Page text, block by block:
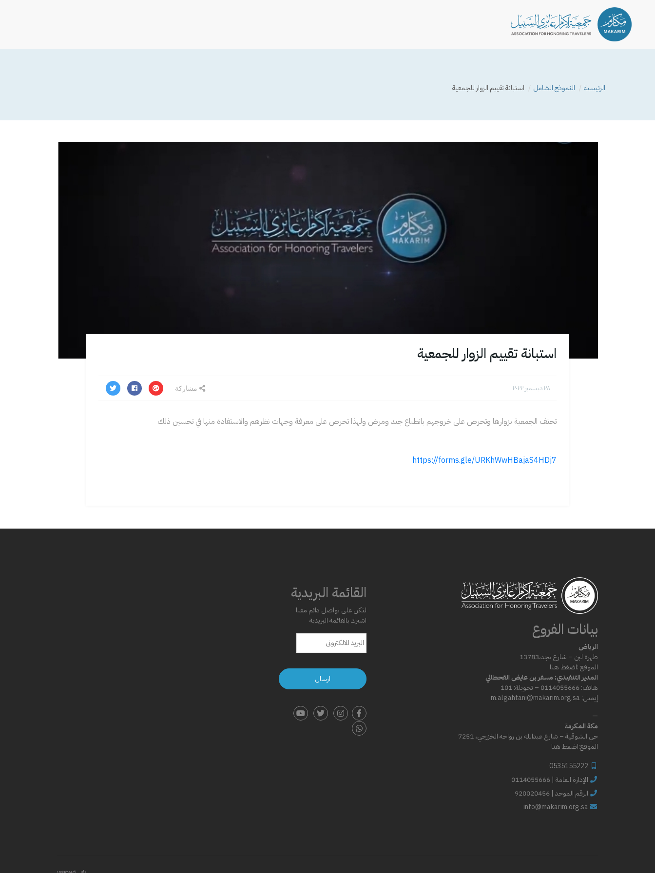
الرئيسية النموذج الشامل استبانة تقييم الزوار للجمعية
استبانة تقييم الزوار للجمعية
مشاركة
تحتف الجمعية بزوارها وتحرص على خروجهم بانطباع جيد ومرض ولهذا تحرص على معرفة وجهات نظرهم والاستفادة منها في تحسين ذلك
https://forms.gle/URKhWwHBajaS4HDj7
بيانات الفروع
الرياض
ظهرة لبن – شارع نجد،13783
الموقع :اضغط هنا
المدير التنفيذي: مسفر بن عايض القحطاني
هاتف: 0114055666 – تحويلة: 101
إيميل: m.algahtani@makarim.org.sa
—
مكة المكرمة
حي الشوقية – شارع عبدالله بن رواحه الخزرجي، 7251
الموقع:اضغط هنا
0535155222
info@makarim.org.sa
القائمة البريدية
لتكن على تواصل دائم معنا
اشترك بالقائمة البريدية